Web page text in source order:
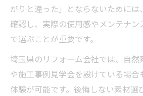
がりと違った」とならないためには
確認し、実際の使用感やメンテナン
で選ぶことが重要です。
埼玉県のリフォーム会社では、自然
や施工事例見学会を設けている場合
体験が可能です。後悔しない素材選